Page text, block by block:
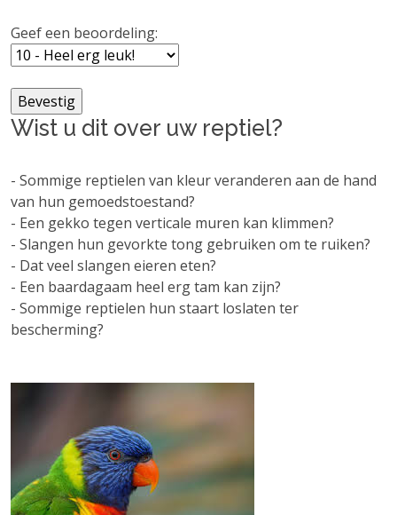
Geef een beoordeling:
Wist u dit over uw reptiel?
- Sommige reptielen van kleur veranderen aan de hand
van hun gemoedstoestand?
- Een gekko tegen verticale muren kan klimmen?
- Slangen hun gevorkte tong gebruiken om te ruiken?
- Dat veel slangen eieren eten?
- Een baardagaam heel erg tam kan zijn?
- Sommige reptielen hun staart loslaten ter
bescherming?